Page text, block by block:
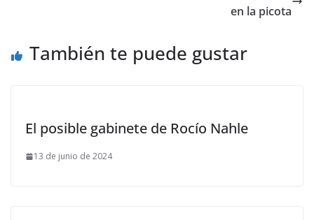
en la picota
También te puede gustar
El posible gabinete de Rocío Nahle
13 de junio de 2024